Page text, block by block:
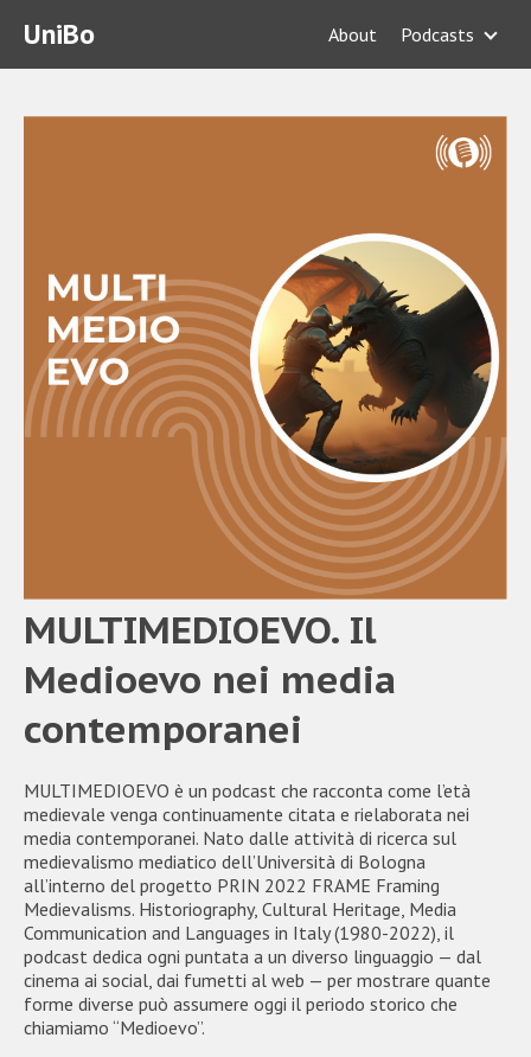
UniBo About Podcasts
MULTIMEDIOEVO. Il
Medioevo nei media
contemporanei
MULTIMEDIOEVO è un podcast che racconta come l’età
medievale venga continuamente citata e rielaborata nei
media contemporanei. Nato dalle attività di ricerca sul
medievalismo mediatico dell’Università di Bologna
all’interno del progetto PRIN 2022 FRAME Framing
Medievalisms. Historiography, Cultural Heritage, Media
Communication and Languages in Italy (1980-2022), il
podcast dedica ogni puntata a un diverso linguaggio — dal
cinema ai social, dai fumetti al web — per mostrare quante
forme diverse può assumere oggi il periodo storico che
chiamiamo “Medioevo”.